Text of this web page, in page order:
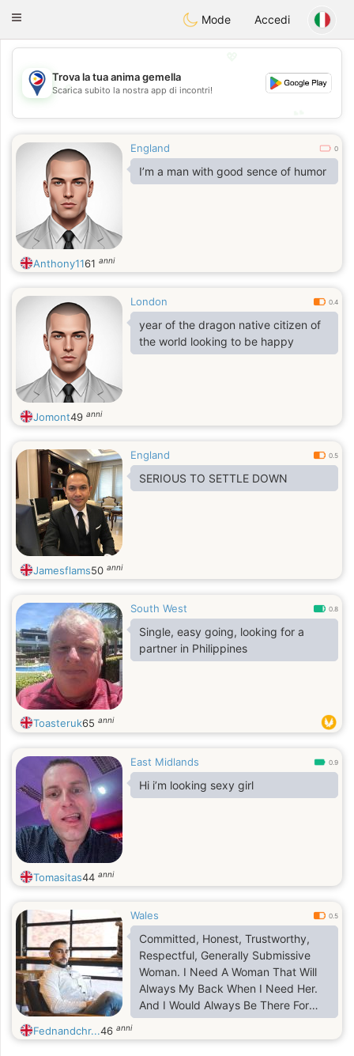
PhilippinesChat
Toggle
Mode Accedi
💖
💕
Trova la tua anima gemella
Scarica subito la nostra app di incontri!
England 0
I’m a man with good sence of humor
Anthony1161 anni
London 0.4
year of the dragon native citizen of
the world looking to be happy
Jomont49 anni
England 0.5
SERIOUS TO SETTLE DOWN
Jamesflams50 anni
South West 0.8
Single, easy going, looking for a
partner in Philippines
Toasteruk65 anni
East Midlands 0.9
Hi i’m looking sexy girl
Tomasitas44 anni
Wales 0.5
Committed, Honest, Trustworthy,
Respectful, Generally Submissive
Woman. I Need A Woman That Will
Always My Back When I Need Her.
And I Would Always Be There For
Her When Ever She Needs Me
Fednandchr...46 anni